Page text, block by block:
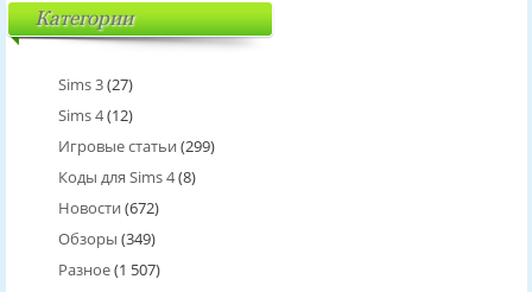
Категории
Sims 3(27)
Sims 4(12)
Игровые статьи (299)
Коды для Sims 4(8)
Новости (672)
Обзоры (349)
Разное(1 507)